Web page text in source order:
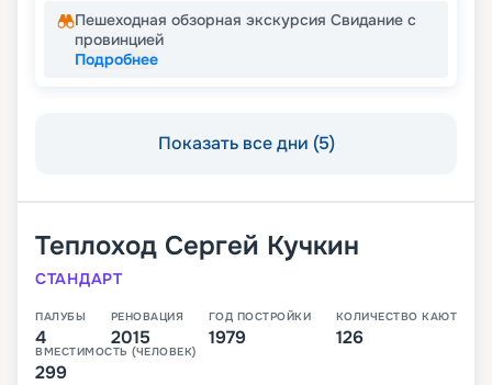
Пешеходная обзорная экскурсия Свидание с
провинцией
Подробнее
Показать все дни (5)
Теплоход Сергей Кучкин
СТАНДАРТ
ПАЛУБЫ
4
РЕНОВАЦИЯ
2015
ГОД ПОСТРОЙКИ
1979
КОЛИЧЕСТВО КАЮТ
126
ВМЕСТИМОСТЬ (ЧЕЛОВЕК)
299